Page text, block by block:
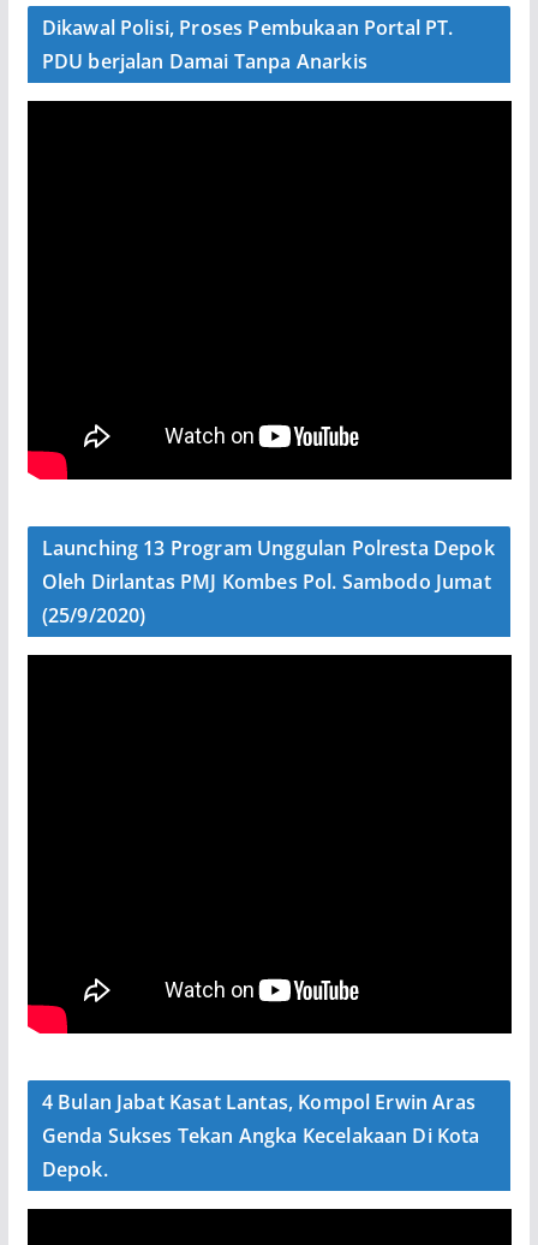
Dikawal Polisi, Proses Pembukaan Portal PT.
PDU berjalan Damai Tanpa Anarkis
Launching 13 Program Unggulan Polresta Depok
Oleh Dirlantas PMJ Kombes Pol. Sambodo Jumat
(25/9/2020)
4 Bulan Jabat Kasat Lantas, Kompol Erwin Aras
Genda Sukses Tekan Angka Kecelakaan Di Kota
Depok.